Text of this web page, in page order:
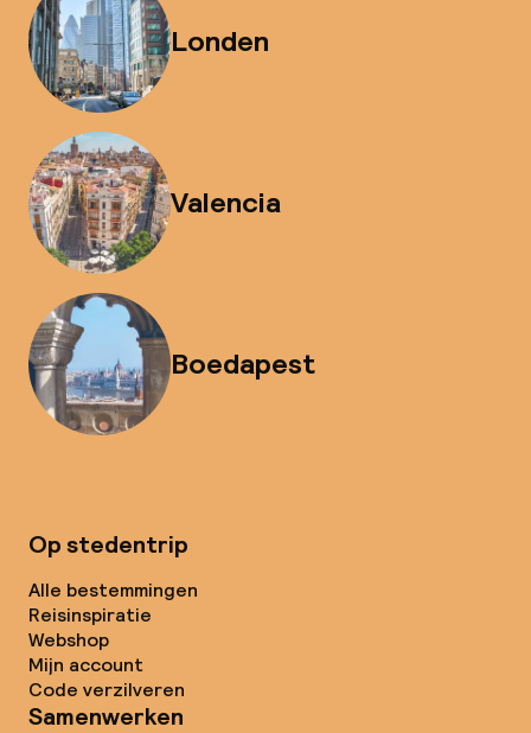
Londen
Valencia
Boedapest
Op stedentrip
Alle bestemmingen
Reisinspiratie
Webshop
Mijn account
Code verzilveren
Samenwerken